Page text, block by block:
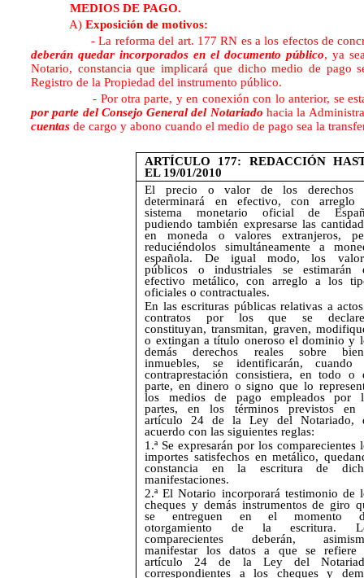
MEDIOS DE PAGO.
A) Exposición de motivos:
- La reforma del art. 177 RN es a los efectos de
deberán quedar incorporados en el documento público, ya
Notario, constancia que implicará que dicho medio de pago
Registro de la Propiedad del instrumento público.
- Por otra parte, y en conexión con lo anterior, se
por parte del Consejo General del Notariado hacia la
cuentas de cargo y abono cuando el medio de pago sea la
ARTÍCULO 177: REDACCIÓN
EL 19/01/2010
El precio o valor de los derechos
determinará en efectivo, con arreglo
sistema monetario oficial de
pudiendo también expresarse las
en moneda o valores extranjeros,
reduciéndolos simultáneamente a
española. De igual modo, los
públicos o industriales se estimarán
efectivo metálico, con arreglo a los
oficiales o contractuales.
En las escrituras públicas relativas a
contratos por los que se
constituyan, transmitan, graven,
o extingan a título oneroso el dominio y
demás derechos reales sobre
inmuebles, se identificarán, cuando
contraprestación consistiera, en todo o
parte, en dinero o signo que lo
los medios de pago empleados por
partes, en los términos previstos en
artículo 24 de la Ley del Notariado,
acuerdo con las siguientes reglas:
1.ª Se expresarán por los comparecientes
importes satisfechos en metálico,
constancia en la escritura de
manifestaciones.
2.ª El Notario incorporará testimonio de
cheques y demás instrumentos de giro
se entreguen en el momento
otorgamiento de la escritura.
comparecientes deberán,
manifestar los datos a que se refiere
artículo 24 de la Ley del
correspondientes a los cheques y